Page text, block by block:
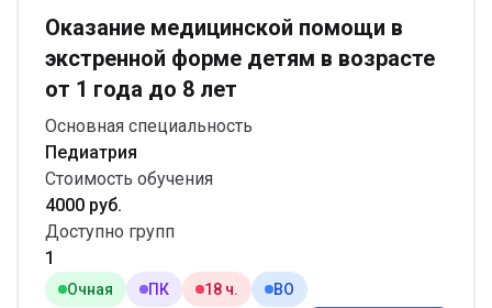
Оказание медицинской помощи в
экстренной форме детям в возрасте
от 1 года до 8 лет
Основная специальность
Педиатрия
Стоимость обучения
4000 руб.
Доступно групп
1
Очная ПК 18 ч. ВО